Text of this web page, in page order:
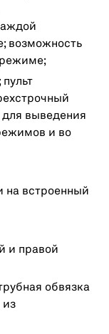
возможность
режиме;
выведения
и во
на встроенный
и правой
обвязка
из